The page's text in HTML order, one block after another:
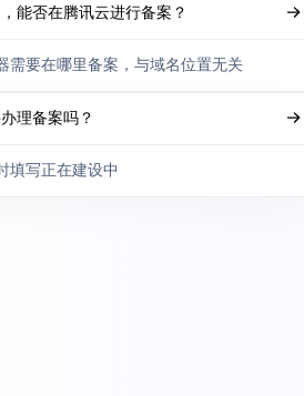
能否在腾讯云进行备案？
需要在哪里备案，与域名位置无关
理备案吗？
填写正在建设中